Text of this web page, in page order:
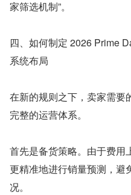
家筛选机制”。
四、如何制定 2026 Prime
系统布局
在新的规则之下，卖家需要
完整的运营体系。
首先是备货策略。由于费用
更精准地进行销量预测，避
况。